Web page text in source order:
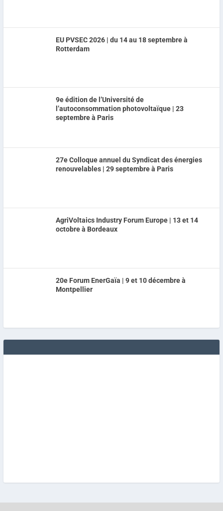
EU PVSEC 2026 | du 14 au 18 septembre à
Rotterdam
9e édition de l’Université de
l’autoconsommation photovoltaïque | 23
septembre à Paris
27e Colloque annuel du Syndicat des énergies
renouvelables | 29 septembre à Paris
AgriVoltaics Industry Forum Europe | 13 et 14
octobre à Bordeaux
20e Forum EnerGaïa | 9 et 10 décembre à
Montpellier